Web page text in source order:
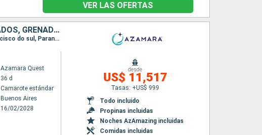
VER LAS OFERTAS
ARGENTINA, URUGUAY, BRASIL, TRINIDAD Y TOBAGO, BARBADOS, GRENADA, SANTA LUCIA, DOMINICA, SAN MARTÍN, ESTADOS UNIDOS
Itinerario : Buenos Aires, Montevideo, Rio Grande do Sul, Porto Belo, Sao Francisco do sul, Paranagua, Santos, Ilhabella, Parati, Rio de Janeiro, Salvador de Bahia, Natal, Belem, Isla Real, Scarborough, Bridgetown, Grenada, Castries, Saint-Pierre (Martinique), Roseau, Philipsburg, Road Town, Miami
Azamara Quest
36 d
Camarote estándar
Buenos Aires
16/02/2028
desde
US$ 11,517
Tasas: +US$ 999
Todo incluido
Propinas incluidas
Noches AzAmazing incluidas
Comidas incluidas